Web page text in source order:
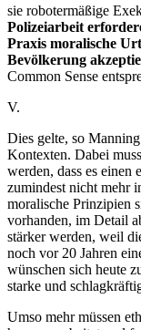
sie robotermäßige
Polizeiarbeit
Praxis moralische
Bevölkerung
Common Sense
V.
Dies gelte, so
Kontexten. Dabei
werden, dass es einen
zumindest nicht mehr
moralische Prinzipien
vorhanden, im Detail
stärker werden, weil
noch vor 20 Jahren
wünschen sich heute
starke und
Umso mehr müssen